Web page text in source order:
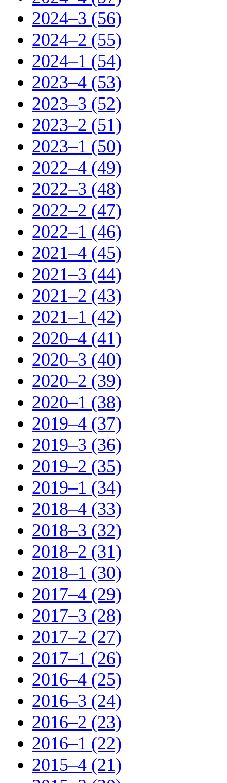
2024–3 (56)
2024–2 (55)
2024–1 (54)
2023–4 (53)
2023–3 (52)
2023–2 (51)
2023–1 (50)
2022–4 (49)
2022–3 (48)
2022–2 (47)
2022–1 (46)
2021–4 (45)
2021–3 (44)
2021–2 (43)
2021–1 (42)
2020–4 (41)
2020–3 (40)
2020–2 (39)
2020–1 (38)
2019–4 (37)
2019–3 (36)
2019–2 (35)
2019–1 (34)
2018–4 (33)
2018–3 (32)
2018–2 (31)
2018–1 (30)
2017–4 (29)
2017–3 (28)
2017–2 (27)
2017–1 (26)
2016–4 (25)
2016–3 (24)
2016–2 (23)
2016–1 (22)
2015–4 (21)